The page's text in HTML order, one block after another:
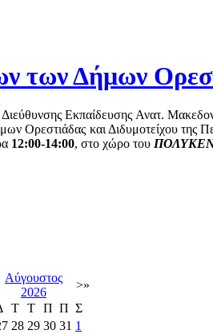
των Δήμων
Εκπαίδευσης Ανατ.
και Διδυμοτείχου της
12:00-14:00, στο χώρο του
Αύγουστος
2026
>»
Τ Τ Π Π Σ
28 29 30 31 1